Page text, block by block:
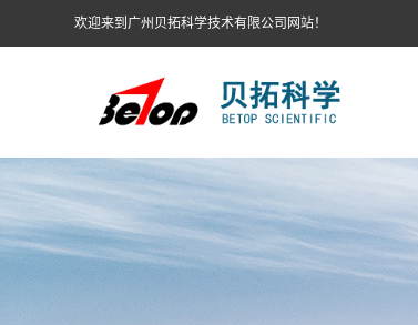
欢迎来到广州贝拓科学技术有限公司网站！